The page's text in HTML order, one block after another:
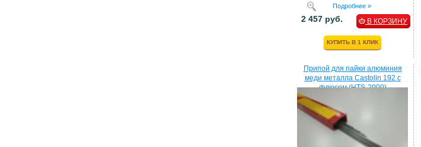
Подробнее »
2 457 руб. В КОРЗИНУ
КУПИТЬ В 1 КЛИК
Припой для пайки алюминия
меди металла Castolin 192 с
флюсом (HTS-2000)